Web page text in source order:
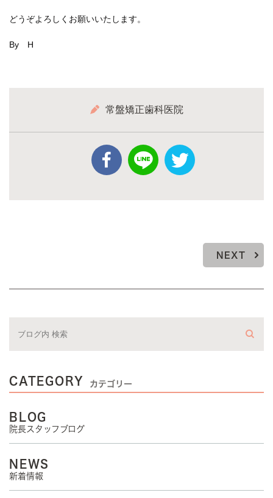
どうぞよろしくお願いいたします。
By H
常盤矯正歯科医院
NEXT
CATEGORY カテゴリー
BLOG
院長スタッフブログ
NEWS
新着情報